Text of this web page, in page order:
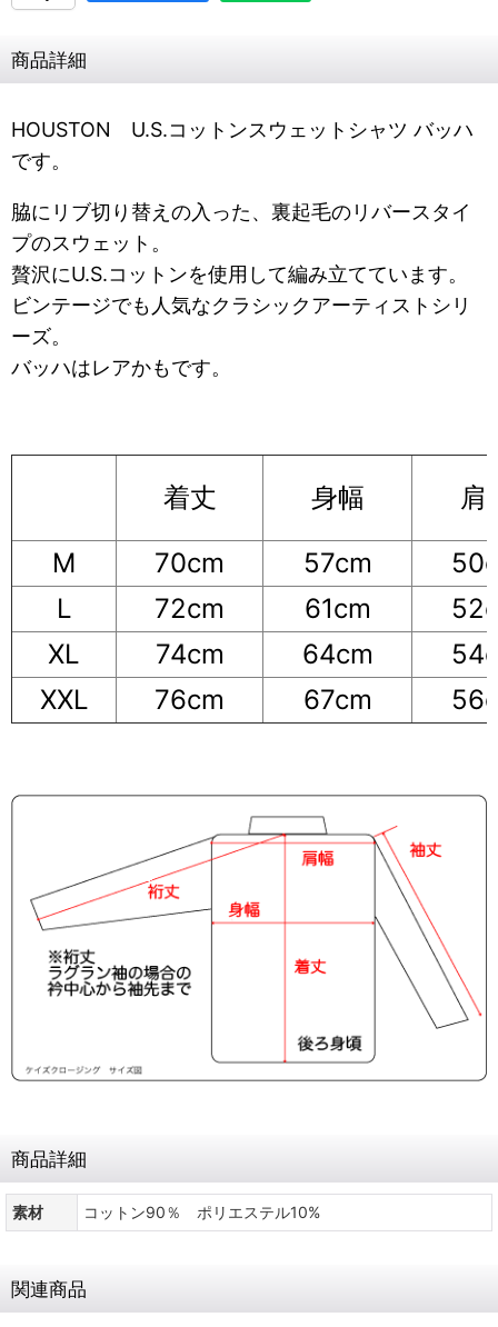
商品詳細
HOUSTON U.S.コットンスウェットシャツ バッハ
です。
脇にリブ切り替えの入った、裏起毛のリバースタイ
プのスウェット。
贅沢にU.S.コットンを使用して編み立てています。
ビンテージでも人気なクラシックアーティストシリ
ーズ。
バッハはレアかもです。
着丈 身幅 肩
M 70cm 57cm
L
72cm 61cm
XL
74cm 64cm
XXL
76cm 67cm
商品詳細
素材 コットン90％ ポリエステル10%
関連商品